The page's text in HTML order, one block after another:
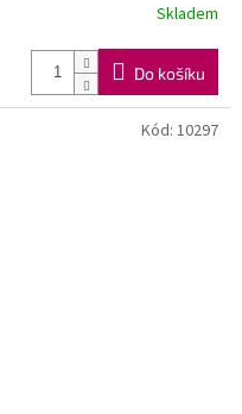
Skladem
Do košíku
Kód: 10297